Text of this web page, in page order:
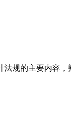
法规的主要内容